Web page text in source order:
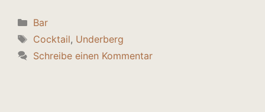
Kategorien
Bar
Schlagwörter
Cocktail, Underberg
Schreibe einen Kommentar